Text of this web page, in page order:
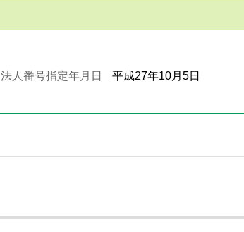
法人番号指定年月日 平成27年10月5日